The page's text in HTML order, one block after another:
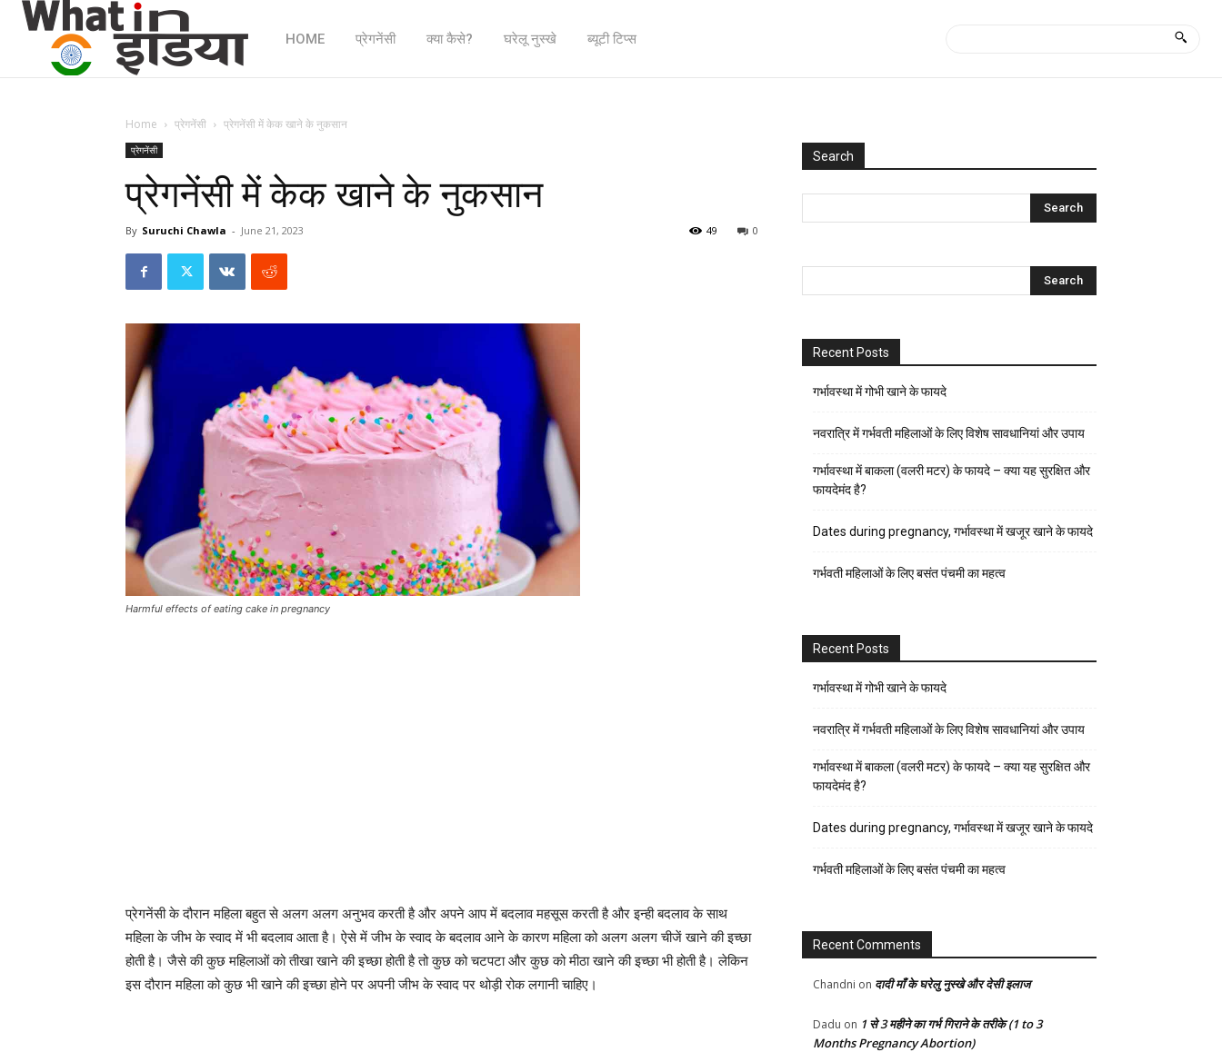
HOME प्रेगनेंसी क्या कैसे? घरेलू नुस्खे ब्यूटी टिप्स
Home प्रेगनेंसी प्रेगनेंसी में केक खाने के नुकसान
प्रेगनेंसी
प्रेगनेंसी में केक खाने के नुकसान
By Suruchi Chawla - June 21, 2023 0
49
Harmful effects of eating cake in pregnancy
प्रेगनेंसी के दौरान महिला बहुत से अलग अलग अनुभव करती है और अपने आप में बदलाव महसूस करती है और इन्ही बदलाव के साथ
महिला के जीभ के स्वाद में भी बदलाव आता है। ऐसे में जीभ के स्वाद के बदलाव आने के कारण महिला को अलग अलग चीजें खाने की इच्छा
होती है। जैसे की कुछ महिलाओं को तीखा खाने की इच्छा होती है तो कुछ को चटपटा और कुछ को मीठा खाने की इच्छा भी होती है। लेकिन
इस दौरान महिला को कुछ भी खाने की इच्छा होने पर अपनी जीभ के स्वाद पर थोड़ी रोक लगानी चाहिए।
Search
Recent Posts
गर्भावस्था में गोभी खाने के फायदे
नवरात्रि में गर्भवती महिलाओं के लिए विशेष सावधानियां और उपाय
गर्भावस्था में बाकला (वलरी मटर) के फायदे – क्या यह सुरक्षित और
फायदेमंद है?
Dates during pregnancy, गर्भावस्था में खजूर खाने के फायदे
गर्भवती महिलाओं के लिए बसंत पंचमी का महत्व
Recent Posts
गर्भावस्था में गोभी खाने के फायदे
नवरात्रि में गर्भवती महिलाओं के लिए विशेष सावधानियां और उपाय
गर्भावस्था में बाकला (वलरी मटर) के फायदे – क्या यह सुरक्षित और
फायदेमंद है?
Dates during pregnancy, गर्भावस्था में खजूर खाने के फायदे
गर्भवती महिलाओं के लिए बसंत पंचमी का महत्व
Recent Comments
Chandni on दादी माँ के घरेलु नुस्खे और देसी इलाज
Dadu on 1 से 3 महीने का गर्भ गिराने के तरीके (1 to 3
Months Pregnancy Abortion)